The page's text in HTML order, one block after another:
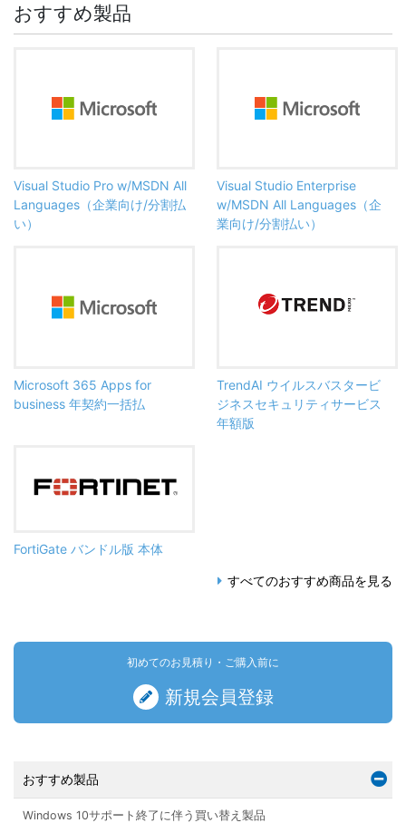
おすすめ製品
Visual Studio Pro w/MSDN All
Languages（企業向け/分割払
い）
Visual Studio Enterprise
w/MSDN All Languages（企
業向け/分割払い）
Microsoft 365 Apps for
business 年契約一括払
TrendAI ウイルスバスタービ
ジネスセキュリティサービス
年額版
FortiGate バンドル版 本体
すべてのおすすめ商品を見る
初めてのお見積り・ご購入前に
新規会員登録
おすすめ製品
Windows 10サポート終了に伴う買い替え製品